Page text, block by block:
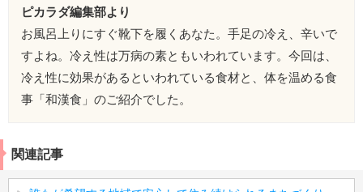
ピカラダ編集部より
お風呂上りにすぐ靴下を履くあなた。手足の冷え、辛いで
すよね。冷え性は万病の素ともいわれています。今回は、
冷え性に効果があるといわれている食材と、体を温める食
事「和漢食」のご紹介でした。
関連記事